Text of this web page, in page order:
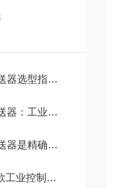
工业场景的核心策略
动化的核心选择
的工业测量工具
域的重要仪器